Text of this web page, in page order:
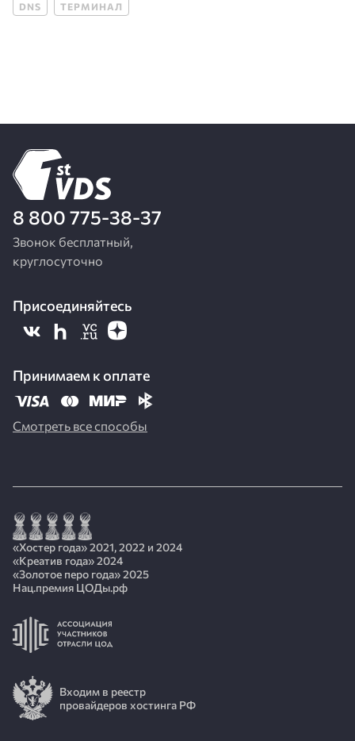
DNS ТЕРМИНАЛ
8 800 775-38-37
Звонок бесплатный,
круглосуточно
Присоединяйтесь
Принимаем к оплате
Смотреть все способы
«Хостер года» 2021, 2022 и 2024
«Креатив года» 2024
«Золотое перо года» 2025
Нац.премия ЦОДы.рф
Входим в реестр
провайдеров хостинга РФ